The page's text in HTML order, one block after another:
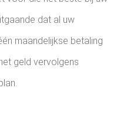
dat al uw
maandelijkse betaling
geld vervolgens